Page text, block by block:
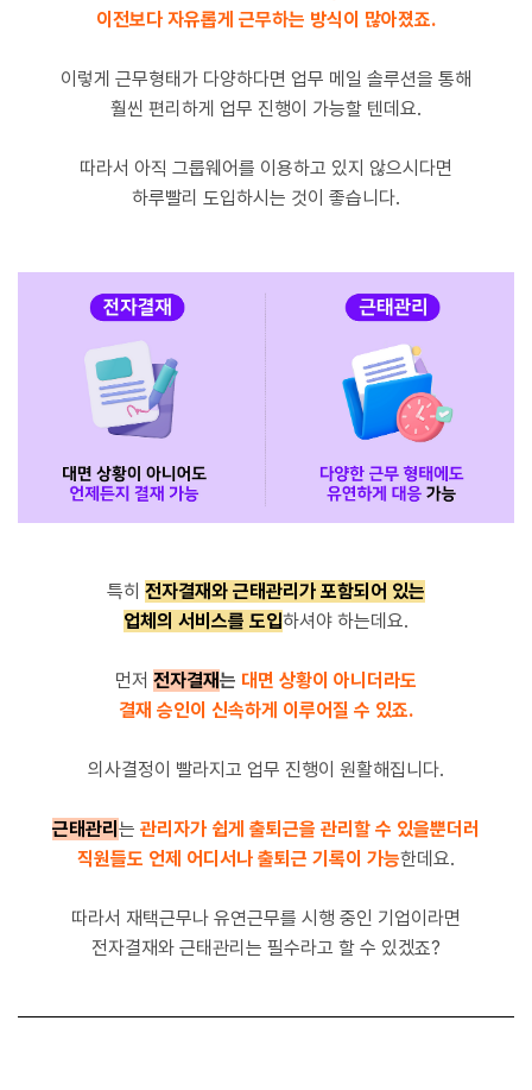
이전보다 자유롭게 근무하는 방식이 많아졌죠.
이렇게 근무형태가 다양하다면 업무 메일 솔루션을 통해
훨씬 편리하게 업무 진행이 가능할 텐데요.
따라서 아직 그룹웨어를 이용하고 있지 않으시다면
하루빨리 도입하시는 것이 좋습니다.
특히 전자결재와 근태관리가 포함되어 있는
업체의 서비스를 도입하셔야 하는데요.
먼저 전자결재는 대면 상황이 아니더라도
결재 승인이 신속하게 이루어질 수 있죠.
의사결정이 빨라지고 업무 진행이 원활해집니다.
근태관리 는 관리자가 쉽게 출퇴근을 관리할 수 있을뿐더러
직원들도 언제 어디서나 출퇴근 기록이 가능한데요.
따라서 재택근무나 유연근무를 시행 중인 기업이라면
전자결재와 근태관리는 필수라고 할 수 있겠죠?